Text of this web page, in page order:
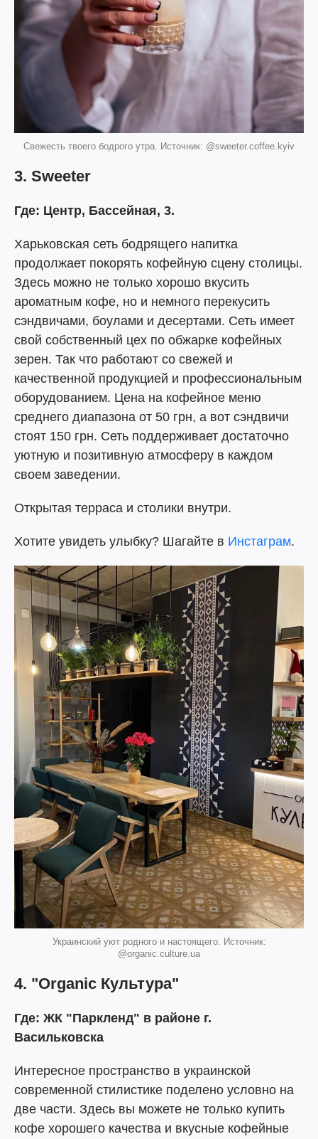
Свежесть твоего бодрого утра. Источник: @sweeter.coffee.kyiv
3. Sweeter
Где: Центр, Бассейная, 3.
Харьковская сеть бодрящего напитка
продолжает покорять кофейную сцену столицы.
Здесь можно не только хорошо вкусить
ароматным кофе, но и немного перекусить
сэндвичами, боулами и десертами. Сеть имеет
свой собственный цех по обжарке кофейных
зерен. Так что работают со свежей и
качественной продукцией и профессиональным
оборудованием. Цена на кофейное меню
среднего диапазона от 50 грн, а вот сэндвичи
стоят 150 грн. Сеть поддерживает достаточно
уютную и позитивную атмосферу в каждом
своем заведении.
Открытая терраса и столики внутри.
Хотите увидеть улыбку? Шагайте в Инстаграм.
Украинский уют родного и настоящего. Источник:
@organic.culture.ua
4. "Organic Культура"
Где: ЖК "Паркленд" в районе г.
Васильковска
Интересное пространство в украинской
современной стилистике поделено условно на
две части. Здесь вы можете не только купить
кофе хорошего качества и вкусные кофейные